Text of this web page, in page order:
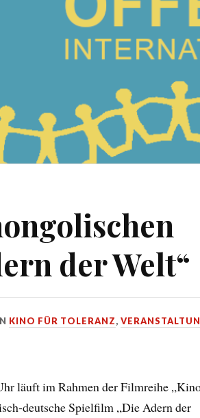
der Welt“
KINO FÜR TOLERANZ,
läuft im Rahmen der Filmreihe
deutsche Spielfilm „Die Adern der